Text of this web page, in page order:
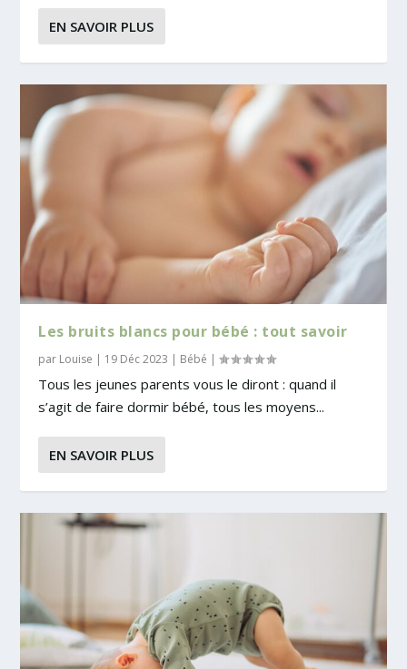
EN SAVOIR PLUS
Les bruits blancs pour bébé : tout savoir
par Louise | 19 Déc 2023 | Bébé |
Tous les jeunes parents vous le diront : quand il
s’agit de faire dormir bébé, tous les moyens...
EN SAVOIR PLUS